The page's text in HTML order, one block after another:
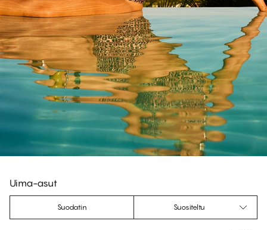
Uima-asut
Suodatin Suositeltu